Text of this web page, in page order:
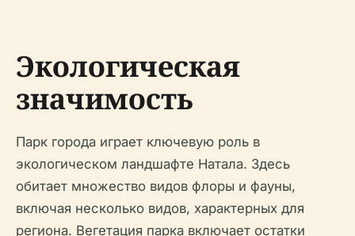
Экологическая
значимость
Парк города играет ключевую роль в
экологическом ландшафте Натала. Здесь
обитает множество видов флоры и фауны,
включая несколько видов, характерных для
региона. Вегетация парка включает остатки